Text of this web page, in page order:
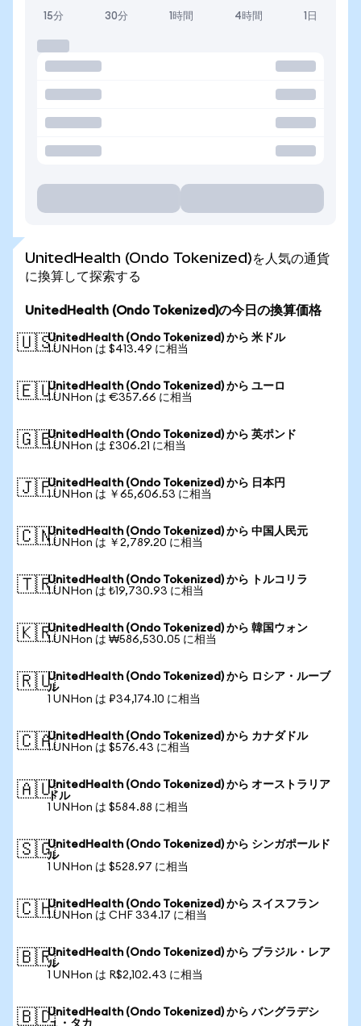
15分 30分 1時間 4時間 1日
UnitedHealth (Ondo Tokenized)を人気の通貨
に換算して探索する
UnitedHealth (Ondo Tokenized)の今日の換算価格
🇺🇸UnitedHealth (Ondo Tokenized) から 米ドル
1 UNHon は $413.49 に相当
🇪🇺UnitedHealth (Ondo Tokenized) から ユーロ
1 UNHon は €357.66 に相当
🇬🇧UnitedHealth (Ondo Tokenized) から 英ポンド
1 UNHon は £306.21 に相当
🇯🇵UnitedHealth (Ondo Tokenized) から 日本円
1 UNHon は ￥65,606.53 に相当
🇨🇳UnitedHealth (Ondo Tokenized) から 中国人民元
1 UNHon は ￥2,789.20 に相当
🇹🇷UnitedHealth (Ondo Tokenized) から トルコリラ
1 UNHon は ₺19,730.93 に相当
🇰🇷UnitedHealth (Ondo Tokenized) から 韓国ウォン
1 UNHon は ₩586,530.05 に相当
🇷🇺UnitedHealth (Ondo Tokenized) から ロシア・ルーブ
ル
1 UNHon は ₽34,174.10 に相当
🇨🇦UnitedHealth (Ondo Tokenized) から カナダドル
1 UNHon は $576.43 に相当
🇦🇺UnitedHealth (Ondo Tokenized) から オーストラリア
ドル
1 UNHon は $584.88 に相当
🇸🇬UnitedHealth (Ondo Tokenized) から シンガポールド
ル
1 UNHon は $528.97 に相当
🇨🇭UnitedHealth (Ondo Tokenized) から スイスフラン
1 UNHon は CHF 334.17 に相当
🇧🇷UnitedHealth (Ondo Tokenized) から ブラジル・レア
ル
1 UNHon は R$2,102.43 に相当
🇧🇩UnitedHealth (Ondo Tokenized) から バングラデシ
ュ・タカ